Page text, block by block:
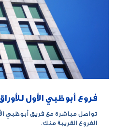
فروع أبوظبي الأول
تواصل مباشرة مع فريق أبوظبي
الفروع القريبة منك.